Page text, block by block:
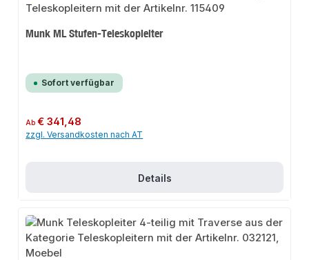
Munk ML Stufen-Teleskopleiter
Sofort verfügbar
Regulärer Preis:
Ab€ 341,48
zzgl. Versandkosten nach AT
Details